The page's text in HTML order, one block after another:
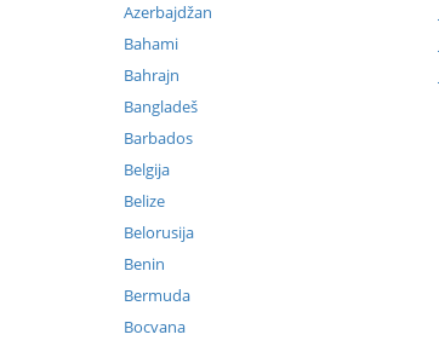
Azerbajdžan
Bahami
Bahrajn
Bangladeš
Barbados
Belgija
Belize
Belorusija
Benin
Bermuda
Bocvana